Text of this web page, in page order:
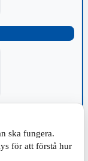
ska fungera.
för att förstå hur